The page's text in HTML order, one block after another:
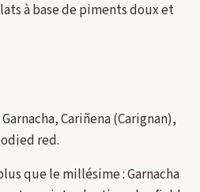
à base de piments doux et
Cariñena (Carignan),
red.
que le millésime : Garnacha